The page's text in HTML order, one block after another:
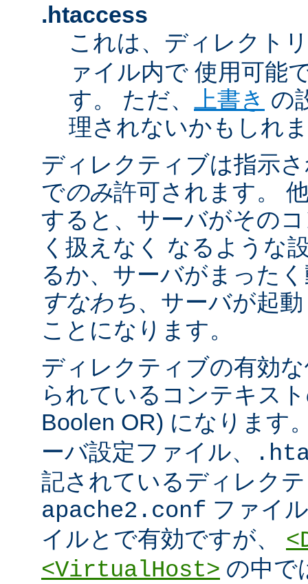
.htaccess
これは、ディレクトリ
ァイル内で 使用可能
す。 ただ、
上書き の
理されないかもしれ
ディレクティブは指示
でのみ許可されます。
すると、サーバがその
く扱えなく なるような
るか、サーバがまった
すなわち、サーバが起
ことになります。
ディレクティブの有効
られているコンテキス
Boolen OR) になります
ーバ設定ファイル、
記されているディレク
apache2.conf ファイ
イルとで有効ですが、
<VirtualHost> の中で